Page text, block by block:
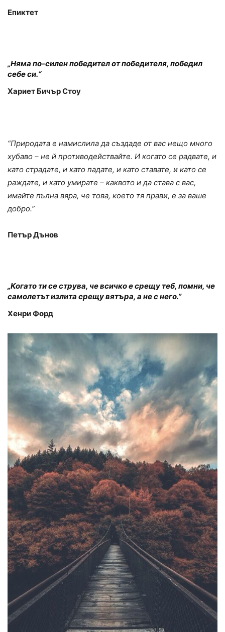
Епиктет
„Няма по-силен победител от победителя, победил
себе си.“
Хариет Бичър Стоу
“Природата е намислила да създаде от вас нещо много
хубаво – не й противодействайте. И когато се радвате, и
като страдате, и като падате, и като ставате, и като се
раждате, и като умирате – каквото и да става с вас,
имайте пълна вяра, че това, което тя прави, е за ваше
добро.”
Петър Дънов
„Когато ти се струва, че всичко е срещу теб, помни, че
самолетът излита срещу вятъра, а не с него.”
Хенри Форд